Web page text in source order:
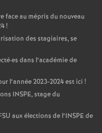
face au mépris du nouveau
!
des stagiaires, se
·es dans l’académie de
l’année 2023-2024 est ici !
INSPE, stage du
aux élections de l’INSPE de